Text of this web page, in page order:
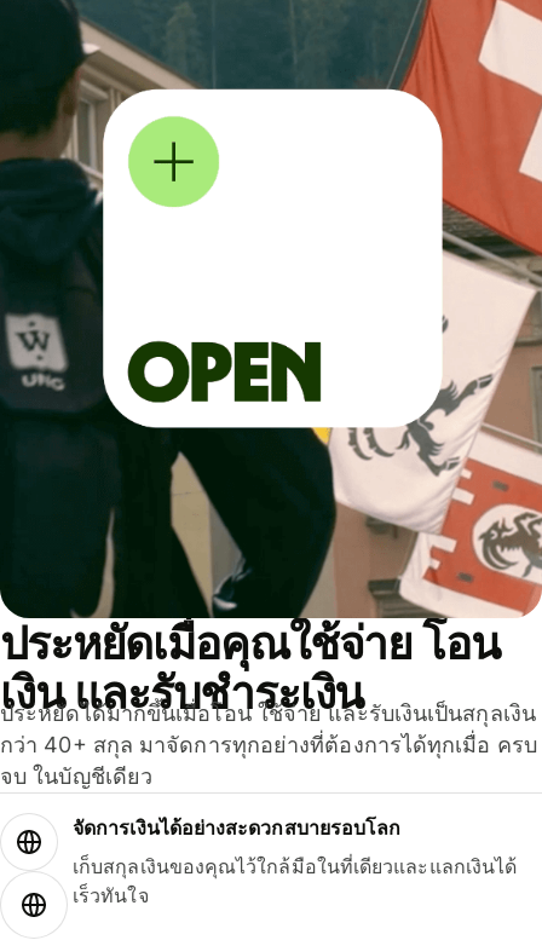
ประหยัดเมื่อคุณใช้จ่าย โอน
เงิน และรับชำระเงิน
ประหยัดได้มากขึ้นเมื่อโอน ใช้จ่าย และรับเงินเป็นสกุลเงิน
กว่า 40+ สกุล มาจัดการทุกอย่างที่ต้องการได้ทุกเมื่อ ครบ
จบ ในบัญชีเดียว
จัดการเงินได้อย่างสะดวกสบายรอบโลก
เก็บสกุลเงินของคุณไว้ใกล้มือในที่เดียวและแลกเงินได้
เร็วทันใจ